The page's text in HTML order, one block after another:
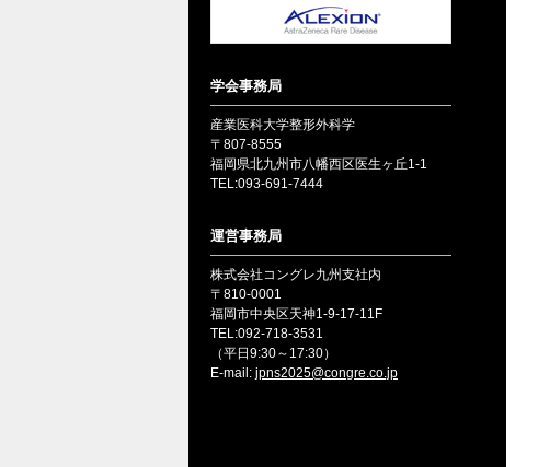
学会事務局
産業医科大学整形外科学
〒807-8555
福岡県北九州市八幡西区医生ヶ丘1-1
TEL:093-691-7444
運営事務局
株式会社コングレ九州支社内
〒810-0001
福岡市中央区天神1-9-17-11F
TEL:092-718-3531
（平日9:30～17:30）
E-mail: jpns2025@congre.co.jp